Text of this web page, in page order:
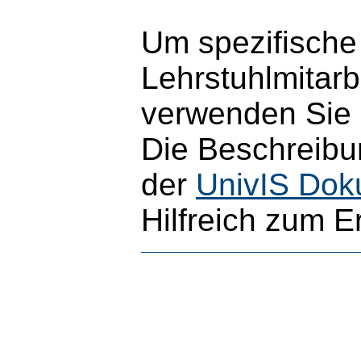
Um
verwenden
Die
der UnivIS
Hilfreich zum